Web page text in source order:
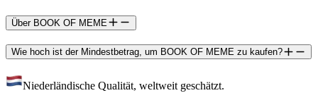
Über BOOK OF MEME
Wie hoch ist der Mindestbetrag, um BOOK OF MEME zu kaufen?
Niederländische Qualität, weltweit geschätzt.